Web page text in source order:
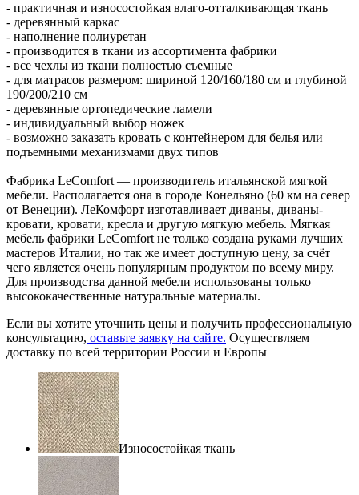
- практичная и износостойкая влаго-отталкивающая ткань
- деревянный каркас
- наполнение полиуретан
- производится в ткани из ассортимента фабрики
- все чехлы из ткани полностью съемные
- для матрасов размером: шириной 120/160/180 см и глубиной
190/200/210 см
- деревянные ортопедические ламели
- индивидуальный выбор ножек
- возможно заказать кровать с контейнером для белья или
подъемными механизмами двух типов
Фабрика LeComfort — производитель итальянской мягкой
мебели. Располагается она в городе Конельяно (60 км на север
от Венеции). ЛеКомфорт изготавливает диваны, диваны-
кровати, кровати, кресла и другую мягкую мебель. Мягкая
мебель фабрики LeComfort не только создана руками лучших
мастеров Италии, но так же имеет доступную цену, за счёт
чего является очень популярным продуктом по всему миру.
Для производства данной мебели использованы только
высококачественные натуральные материалы.
Если вы хотите уточнить цены и получить профессиональную
консультацию, оставьте заявку на сайте. Осуществляем
доставку по всей территории России и Европы
Износостойкая ткань